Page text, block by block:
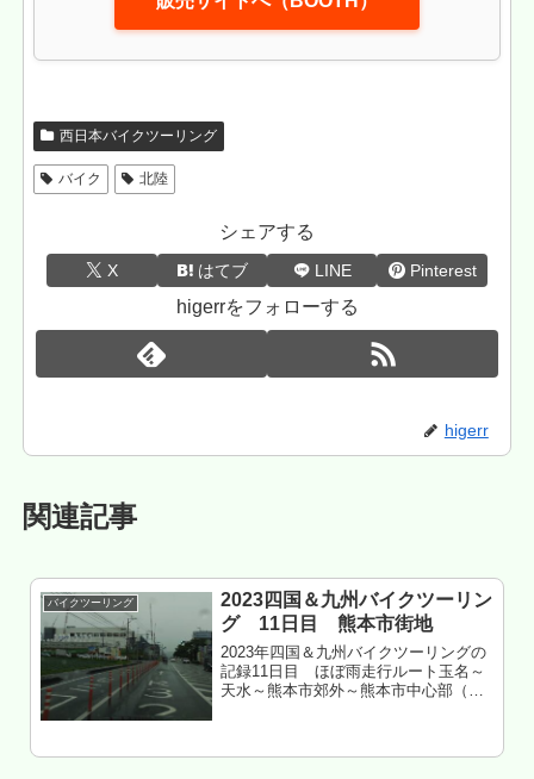
西日本バイクツーリング
バイク 北陸
シェアする
X はてブ LINE Pinterest
higerrをフォローする
higerr
関連記事
バイクツーリング
2023四国＆九州バイクツーリン
グ 11日目 熊本市街地
2023年四国＆九州バイクツーリングの
記録11日目 ほぼ雨走行ルート玉名～
天水～熊本市郊外～熊本市中心部（ク